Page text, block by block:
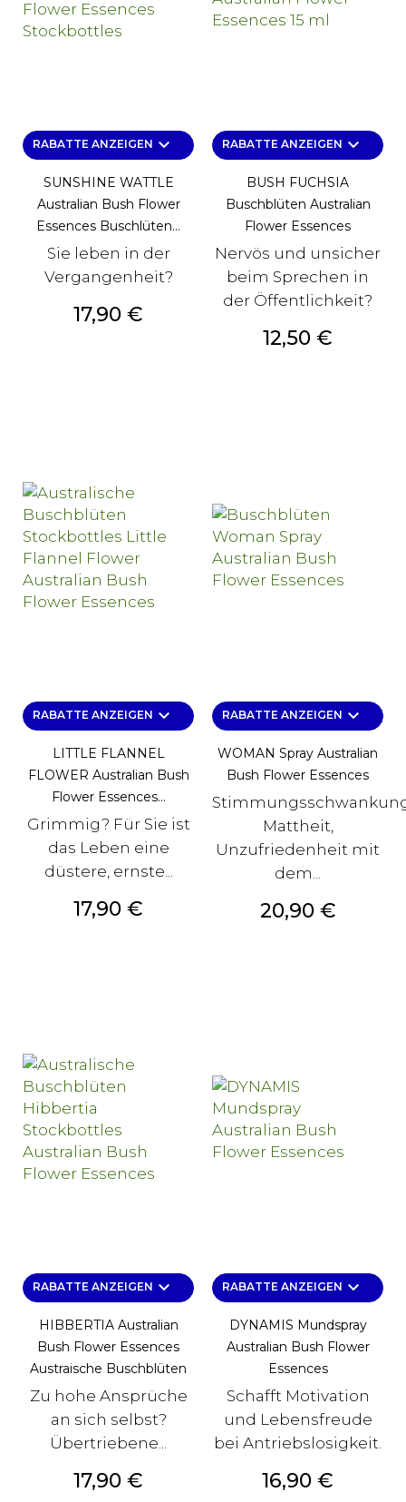
RABATTE ANZEIGEN keyboard_arrow_down
SUNSHINE WATTLE
Australian Bush Flower
Essences Buschlüten...
Sie leben in der
Vergangenheit?
Preis
17,90 €
RABATTE ANZEIGEN keyboard_arrow_down
BUSH FUCHSIA
Buschblüten Australian
Flower Essences
Nervös und unsicher
beim Sprechen in
der Öffentlichkeit?
Preis
12,50 €
RABATTE ANZEIGEN keyboard_arrow_down
LITTLE FLANNEL
FLOWER Australian Bush
Flower Essences...
Grimmig? Für Sie ist
das Leben eine
düstere, ernste...
Preis
17,90 €
RABATTE ANZEIGEN keyboard_arrow_down
WOMAN Spray Australian
Bush Flower Essences
Mattheit,
Unzufriedenheit mit
dem...
Preis
20,90 €
RABATTE ANZEIGEN keyboard_arrow_down
HIBBERTIA Australian
Bush Flower Essences
Austraische Buschblüten
Zu hohe Ansprüche
an sich selbst?
Übertriebene...
Preis
17,90 €
RABATTE ANZEIGEN keyboard_arrow_down
DYNAMIS Mundspray
Australian Bush Flower
Essences
Schafft Motivation
und Lebensfreude
bei Antriebslosigkeit.
Preis
16,90 €